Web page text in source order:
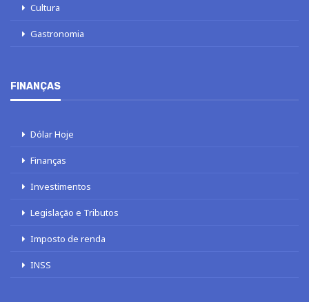
Cultura
Gastronomia
FINANÇAS
Dólar Hoje
Finanças
Investimentos
Legislação e Tributos
Imposto de renda
INSS